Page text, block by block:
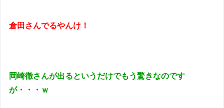
倉田さんでるやんけ！
岡崎徹さんが出るというだけでもう驚きなのです
が・・・ｗ